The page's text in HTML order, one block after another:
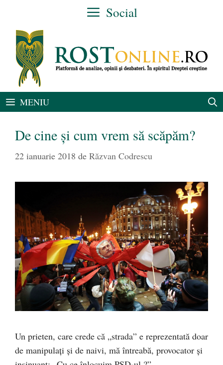
conținut
Social
MENIU
De cine și cum vrem să scăpăm?
22 ianuarie 2018 de Răzvan Codrescu
Un prieten, care crede că „strada” e reprezentată doar
de manipulați și de naivi, mă întreabă, provocator și